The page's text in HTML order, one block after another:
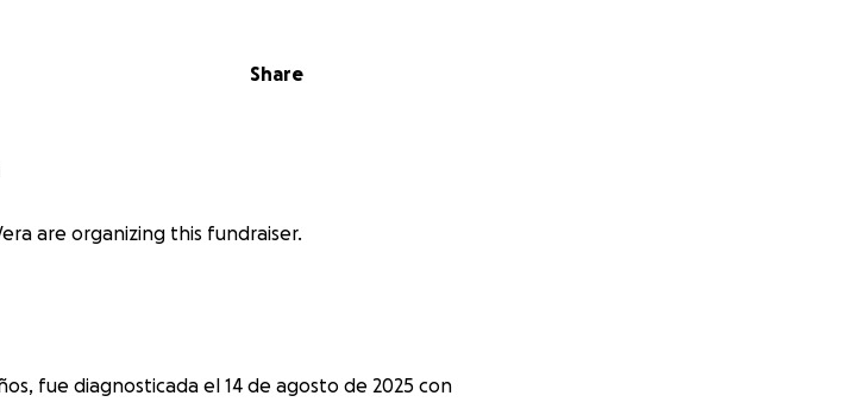
Share
are organizing this fundraiser.
fue diagnosticada el 14 de agosto de 2025 con